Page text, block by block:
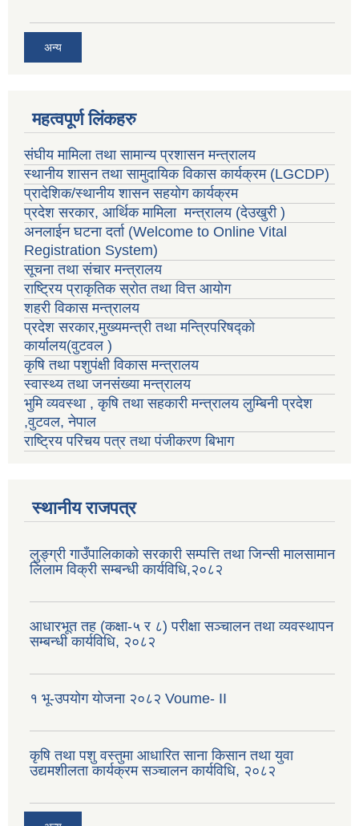
अन्य
महत्वपूर्ण लिंकहरु
संघीय मामिला तथा सामान्य प्रशासन मन्त्रालय
स्थानीय शासन तथा सामुदायिक विकास कार्यक्रम (LGCDP)
प्रादेशिक/स्थानीय शासन सहयोग कार्यक्रम
प्रदेश सरकार, आर्थिक मामिला मन्त्रालय (देउखुरी )
अनलाईन घटना दर्ता (Welcome to Online Vital
Registration System)
सूचना तथा संचार मन्त्रालय
राष्ट्रिय प्राकृतिक स्रोत तथा वित्त आयोग
शहरी विकास मन्त्रालय
प्रदेश सरकार,मुख्यमन्त्री तथा मन्त्रिपरिषद्को
कार्यालय(वुटवल )
कृषि तथा पशुपंक्षी विकास मन्त्रालय
स्वास्थ्य तथा जनसंख्या मन्त्रालय
भुमि व्यवस्था , कृषि तथा सहकारी मन्त्रालय लुम्बिनी प्रदेश
,वुटवल, नेपाल
राष्ट्रिय परिचय पत्र तथा पंजीकरण बिभाग
स्थानीय राजपत्र
लुङ्ग्री गाउँपालिकाको सरकारी सम्पत्ति तथा जिन्सी मालसामान
लिलाम विक्री सम्बन्धी कार्यविधि,२०८२
आधारभूत तह (कक्षा-५ र ८) परीक्षा सञ्चालन तथा व्यवस्थापन
सम्बन्धी कार्यविधि, २०८२
१ भू-उपयोग योजना २०८२ Voume- II
कृषि तथा पशु वस्तुमा आधारित साना किसान तथा युवा
उद्यमशीलता कार्यक्रम सञ्चालन कार्यविधि, २०८२